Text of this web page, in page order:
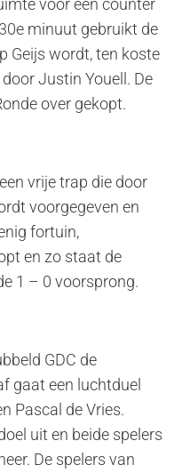
voor een counter
minuut gebruikt de
Geijs wordt, ten koste
Justin Youell. De
over gekopt.
vrije trap die door
voorgegeven en
fortuin,
en zo staat de
1 – 0 voorsprong.
GDC de
gaat een luchtduel
Pascal de Vries.
uit en beide spelers
De spelers van